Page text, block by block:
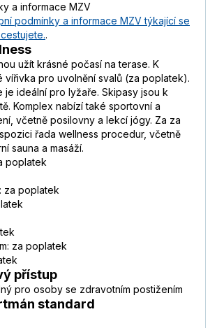
a informace MZV
podmínky a informace MZV týkající se
.
užít krásné počasí na terase. K
vířivka pro uvolnění svalů (za poplatek).
je ideální pro lyžaře. Skipasy jsou k
Komplex nabízí také sportovní a
včetně posilovny a lekcí jógy. Za za
řada wellness procedur, včetně
sauna a masáží.
poplatek
za poplatek
za poplatek
přístup
pro osoby se zdravotním postižením
standard